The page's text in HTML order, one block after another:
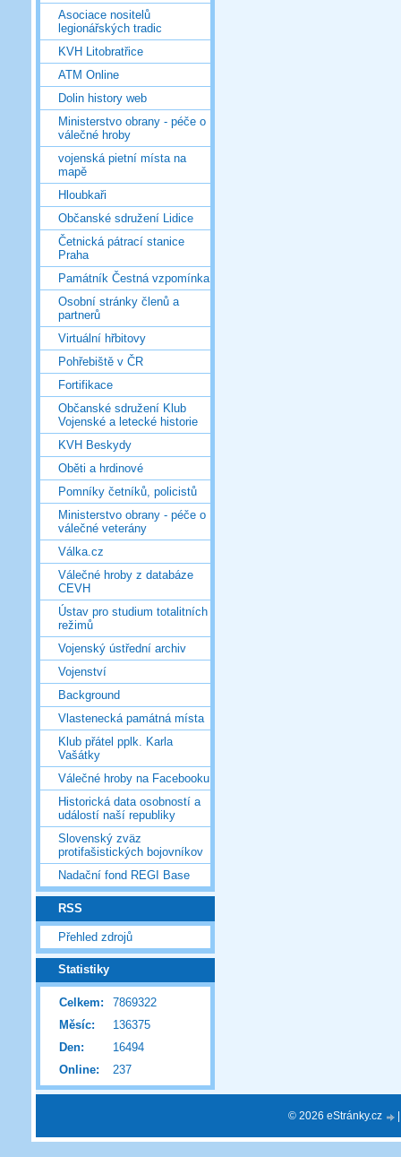
Asociace nositelů
legionářských tradic
KVH Litobratřice
ATM Online
Dolin history web
Ministerstvo obrany - péče o
válečné hroby
vojenská pietní místa na
mapě
Hloubkaři
Občanské sdružení Lidice
Četnická pátrací stanice
Praha
Památník Čestná vzpomínka
Osobní stránky členů a
partnerů
Virtuální hřbitovy
Pohřebiště v ČR
Fortifikace
Občanské sdružení Klub
Vojenské a letecké historie
KVH Beskydy
Oběti a hrdinové
Pomníky četníků, policistů
Ministerstvo obrany - péče o
válečné veterány
Válka.cz
Válečné hroby z databáze
CEVH
Ústav pro studium totalitních
režimů
Vojenský ústřední archiv
Vojenství
Background
Vlastenecká památná místa
Klub přátel pplk. Karla
Vašátky
Válečné hroby na Facebooku
Historická data osobností a
událostí naší republiky
Slovenský zväz
protifašistických bojovníkov
Nadační fond REGI Base
RSS
Přehled zdrojů
Statistiky
Online: 237
Celkem:
7869322
Měsíc:
136375
Den:
16494
© 2026 eStránky.cz